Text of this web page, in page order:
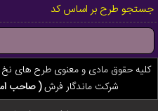
جستجو طرح بر اساس کد
کلیه حقوق مادی و معنوی طرح های
شرکت ماندگار فرش( صاحب